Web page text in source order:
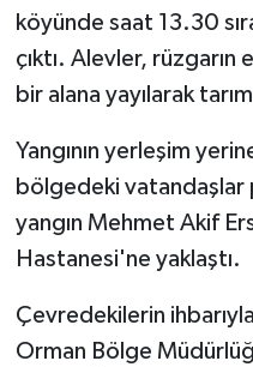
köyünde saat 13.30
çıktı. Alevler, rüzgarın
bir alana yayılarak
Yangının yerleşim
bölgedeki vatandaşlar
yangın Mehmet Akif
Hastanesi'ne yaklaştı.
Çevredekilerin
Orman Bölge